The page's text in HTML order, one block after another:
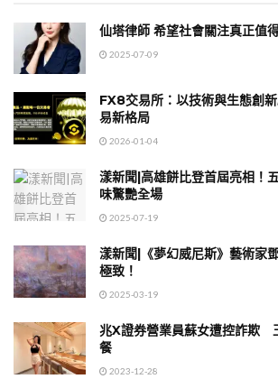
仙塔律師 希望社會關注真正值
2025-07-09
FX8交易所：以技術與生態創
易新格局
2026-01-04
漾新聞|高雄餅比登首屆亮相！
味驚艷全場
2025-07-19
漾新聞|《夢幻威尼斯》藝術家
極致！
2025-03-19
兆X證券營業員蘇女遭控詐欺
餐
2023-12-28